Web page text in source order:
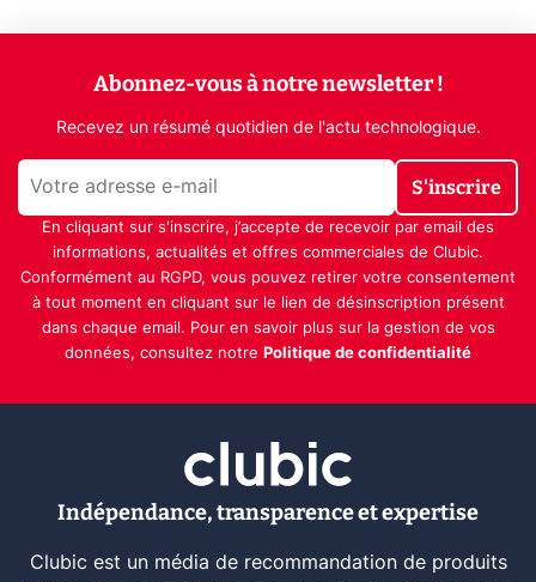
Abonnez-vous à notre newsletter !
Recevez un résumé quotidien de l'actu technologique.
S'inscrire
En cliquant sur s'inscrire, j’accepte de recevoir par email des
informations, actualités et offres commerciales de Clubic.
Conformément au RGPD, vous pouvez retirer votre consentement
à tout moment en cliquant sur le lien de désinscription présent
dans chaque email. Pour en savoir plus sur la gestion de vos
données, consultez notre Politique de confidentialité
Indépendance, transparence et expertise
Clubic est un média de recommandation de produits